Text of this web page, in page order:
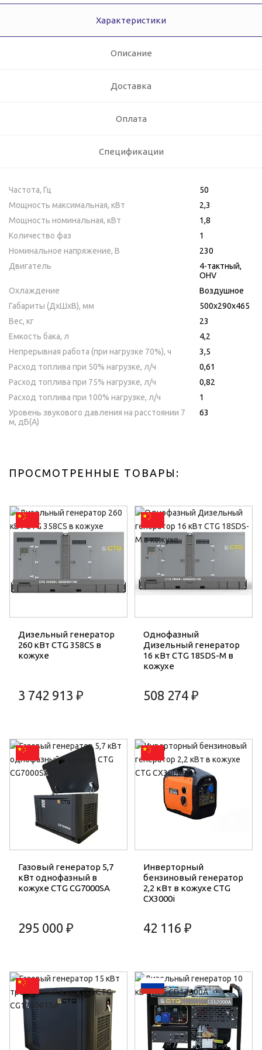
Характеристики
Описание
Доставка
Оплата
Спецификации
Частота, Гц
50
Мощность максимальная, кВт
2,3
Мощность номинальная, кВт
1,8
Количество фаз
1
Номинальное напряжение, В
230
Двигатель
4-тактный,
OHV
Охлаждение
Воздушное
Габариты (ДхШхВ), мм
500х290х465
Вес, кг
23
Емкость бака, л
4,2
Непрерывная работа (при нагрузке 70%), ч
3,5
Расход топлива при 50% нагрузке, л/ч
0,61
Расход топлива при 75% нагрузке, л/ч
0,82
Расход топлива при 100% нагрузке, л/ч
1
Уровень звукового давления на расстоянии 7
м, дБ(A)
63
ПРОСМОТРЕННЫЕ ТОВАРЫ:
Дизельный генератор
260 кВт CTG 358CS в
кожухе
3 742 913 ₽
Однофазный
Дизельный генератор
16 кВт CTG 18SDS-M в
кожухе
508 274 ₽
Газовый генератор 5,7
кВт однофазный в
кожухе CTG CG7000SA
295 000 ₽
Инверторный
бензиновый генератор
2,2 кВт в кожухе CTG
CX3000i
42 116 ₽